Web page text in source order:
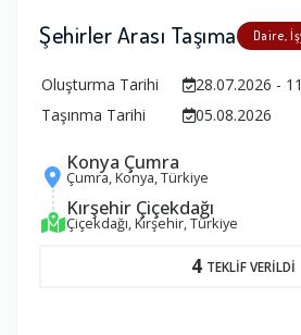
Şehirler Arası Taşıma Daire,
Oluşturma Tarihi
28.07.2026 -
Taşınma Tarihi
05.08.2026
Konya Çumra
Çumra, Konya, Türkiye
Kırşehir Çiçekdağı
Çiçekdağı, Kırşehir, Türkiye
4 TEKLİF VERİLDİ